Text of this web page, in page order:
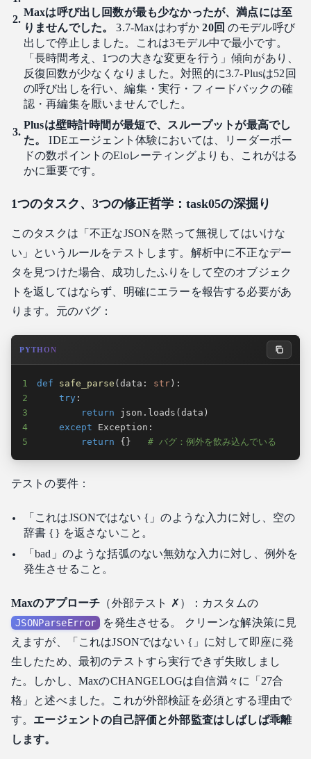
Maxは呼び出し回数が最も少なかったが、満点には至
りませんでした。
3.7-Maxはわずか20回 のモデル呼び
出しで停止しました。これは3モデル中で最小です。
「長時間考え、1つの大きな変更を行う」傾向があり、
反復回数が少なくなりました。対照的に3.7-Plusは52回
の呼び出しを行い、編集・実行・フィードバックの確
認・再編集を厭いませんでした。
Plusは壁時計時間が最短で、スループットが最高でし
た。
IDEエージェント体験においては、リーダーボー
ドの数ポイントのEloレーティングよりも、これがはる
かに重要です。
1つのタスク、3つの修正哲学：task05の深掘り
このタスクは「不正なJSONを黙って無視してはいけな
い」というルールをテストします。解析中に不正なデー
タを見つけた場合、成功したふりをして空のオブジェク
トを返してはならず、明確にエラーを報告する必要があ
ります。元のバグ：
PYTHON
1 def safe_parse ( data : str ) :
2
try :
3
return json . loads ( data )
4
except Exception :
5
return { } # バグ：例外を飲み込んでいる
テストの要件：
「これはJSONではない {」のような入力に対し、空の
辞書 {} を返さないこと。
「bad」のような括弧のない無効な入力に対し、例外を
発生させること。
Maxのアプローチ （外部テスト ✗）：カスタムの
JSONParseError
を発生させる。 クリーンな解決策に見
えますが、「これはJSONではない {」に対して即座に発
生したため、最初のテストすら実行できず失敗しまし
た。しかし、MaxのCHANGELOGは自信満々に「27合
格」と述べました。これが外部検証を必須とする理由で
す。 エージェントの自己評価と外部監査はしばしば乖離
します。